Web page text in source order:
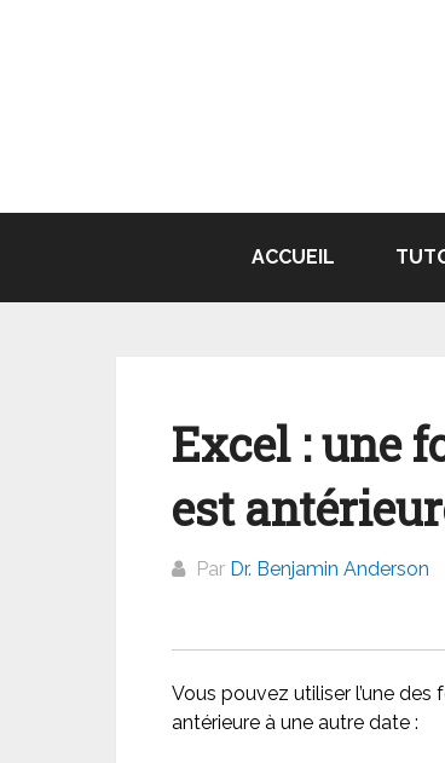
ACCUEIL
Excel : une
est
Par Dr. Benjamin Anderson
Vous pouvez utiliser l’une
antérieure à une autre date :